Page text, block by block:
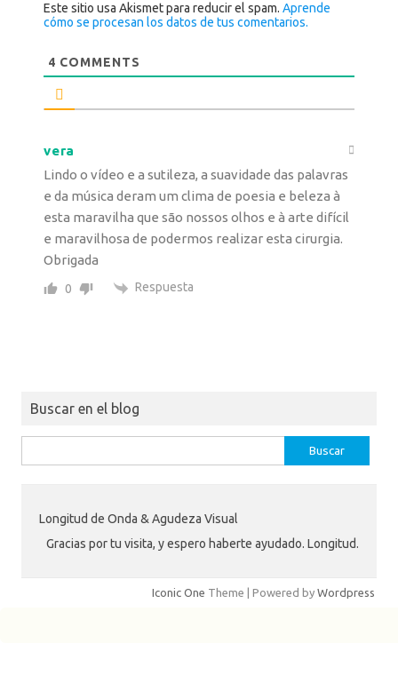
Este sitio usa Akismet para reducir el spam.Aprende
cómo se procesan los datos de tus comentarios.
4 COMMENTS
vera
Lindo o vídeo e a sutileza, a suavidade das palavras
e da música deram um clima de poesia e beleza à
esta maravilha que são nossos olhos e à arte difícil
e maravilhosa de podermos realizar esta cirurgia.
Obrigada
0 Respuesta
Buscar en el blog
Longitud de Onda & Agudeza Visual
Gracias por tu visita, y espero haberte ayudado. Longitud.
Iconic One Theme | Powered by Wordpress